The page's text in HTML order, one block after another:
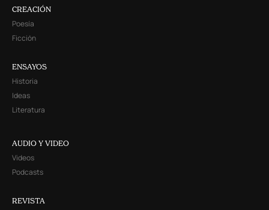
CREACIÓN
Poesía
Ficción
ENSAYOS
Historia
Ideas
Literatura
AUDIO Y VIDEO
Videos
Podcasts
REVISTA